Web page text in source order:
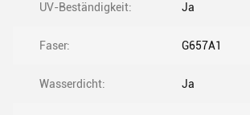
UV-Beständigkeit: Ja
Faser: G657A1
Wasserdicht: Ja